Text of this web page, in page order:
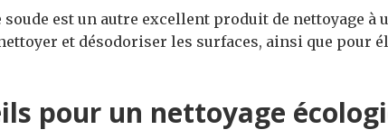
soude est un autre excellent produit de nettoyage à
et désodoriser les surfaces, ainsi que pour
pour un nettoyage